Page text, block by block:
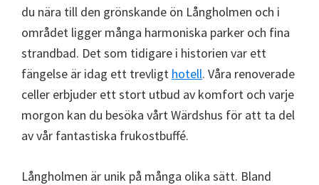
du nära till den grönskande ön Långholmen och i
området ligger många harmoniska parker och fina
strandbad. Det som tidigare i historien var ett
fängelse är idag ett trevligt hotell. Våra renoverade
celler erbjuder ett stort utbud av komfort och varje
morgon kan du besöka vårt Wärdshus för att ta del
av vår fantastiska frukostbuffé.
Långholmen är unik på många olika sätt. Bland